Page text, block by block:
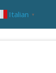
Italian ▼